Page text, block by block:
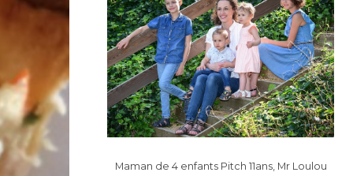
Maman de 4 enfants Pitch 11ans, Mr Loulou